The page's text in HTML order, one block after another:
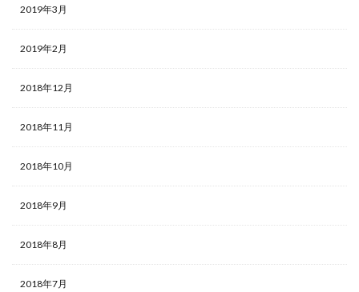
2019年3月
2019年2月
2018年12月
2018年11月
2018年10月
2018年9月
2018年8月
2018年7月